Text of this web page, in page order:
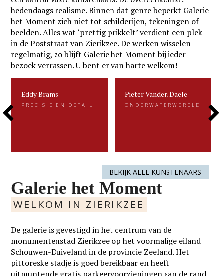
hedendaags realisme. Binnen dat genre beperkt Galerie
het Moment zich niet tot schilderijen, tekeningen of
beelden. Alles wat ‘prettig prikkelt’ verdient een plek
in de Poststraat van Zierikzee. De werken wisselen
regelmatig, zo blijft Galerie het Moment bij ieder
bezoek verrassen. U bent er van harte welkom!
Eddy Brams
PRECISIE EN DETAIL
Pieter Vanden Daele
ONDERWATERWERELD
Pieter Vanden Daele
Next
BEKIJK ALLE KUNSTENAARS
Galerie het Moment
WELKOM IN ZIERIKZEE
De galerie is gevestigd in het centrum van de
monumentenstad Zierikzee op het voormalige eiland
Schouwen-Duiveland in de provincie Zeeland. Het
pittoreske stadje is goed bereikbaar en heeft
uitmuntende gratis parkeervoorzieningen aan de rand